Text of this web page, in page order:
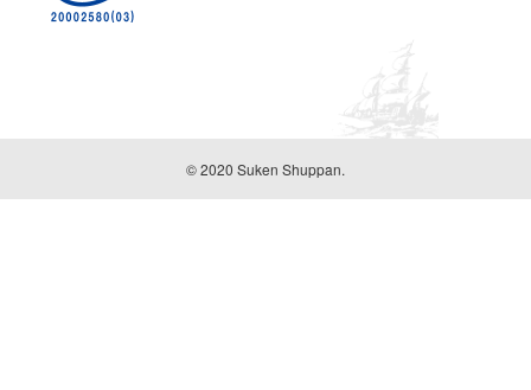
© 2020 Suken Shuppan.